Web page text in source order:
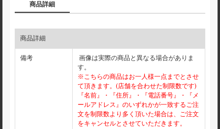
商品詳細
商品詳細
備考
画像は実際の商品と異なる場合がありま
す。
※こちらの商品はお一人様一点までとさせ
て頂きます。(店舗を合わせた制限数です)
『名前』・『住所』・『電話番号』・『メ
ールアドレス』のいずれかが一致するご注
文を制限数より多く頂いた場合は、ご注文
をキャンセルとさせていただきます。